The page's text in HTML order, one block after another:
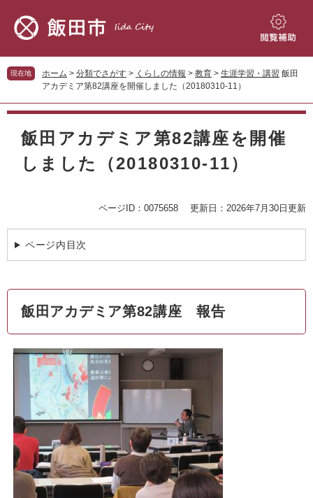
先
頭
す。
を
飛
し
閲
補
現在地 ホーム > 分類でさがす > くらしの情報 > 教育 > 生涯学習・講習 飯田
アカデミア第82講座を開催しました（20180310‐11）
本
飯田アカデミア第82講座を開催
しました（20180310‐11）
ページID：0075658 更新日：2026年7月30日更新
ページ内目次
飯田アカデミア第82講座 報告